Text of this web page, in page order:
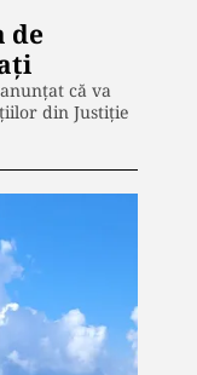
de
că va
din Justiţie